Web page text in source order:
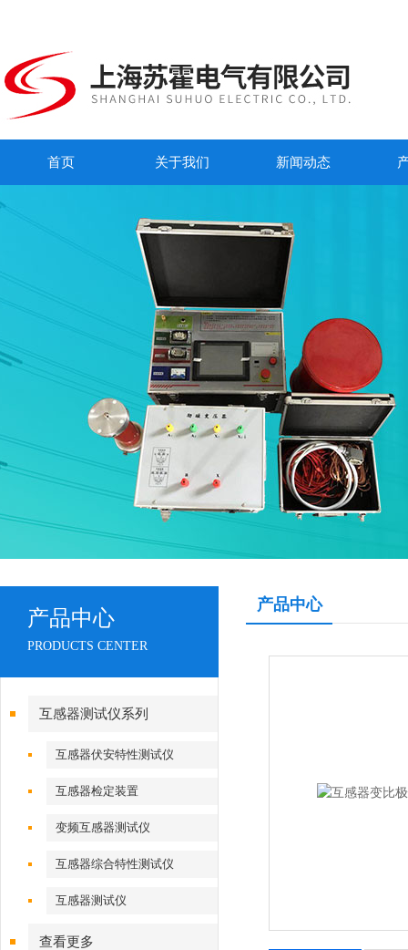
首页 关于我们 新闻动态
产品中心
PRODUCTS CENTER
互感器测试仪系列
互感器伏安特性测试仪
互感器检定装置
变频互感器测试仪
互感器综合特性测试仪
互感器测试仪
查看更多
产品中心